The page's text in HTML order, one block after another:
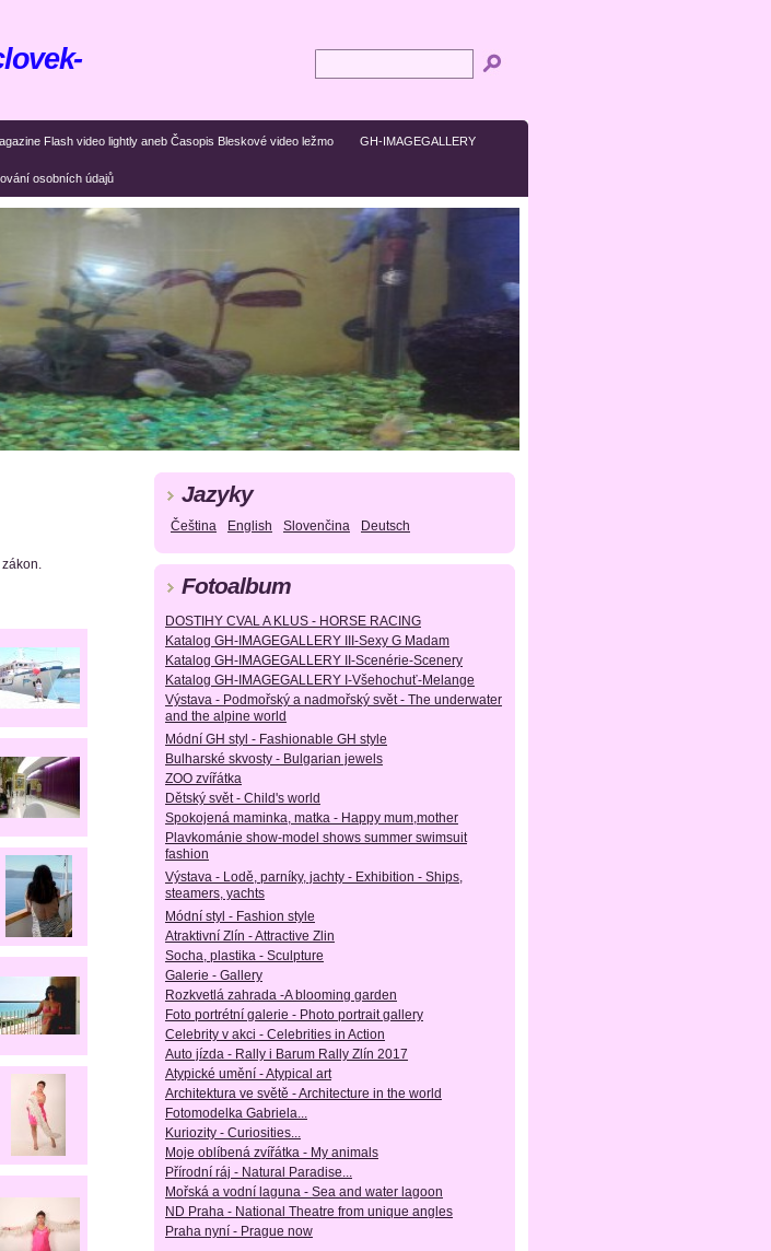
Flash video lightly aneb Časopis Bleskové video ležmo GH-IMAGEGALLERY
osobních údajů
zákon.
Jazyky
Čeština English Slovenčina Deutsch
Fotoalbum
DOSTIHY CVAL A KLUS - HORSE RACING
Katalog GH-IMAGEGALLERY III-Sexy G Madam
Katalog GH-IMAGEGALLERY II-Scenérie-Scenery
Katalog GH-IMAGEGALLERY I-Všehochuť-Melange
Výstava - Podmořský a nadmořský svět - The underwater
and the alpine world
Módní GH styl - Fashionable GH style
Bulharské skvosty - Bulgarian jewels
ZOO zvířátka
Dětský svět - Child's world
Spokojená maminka, matka - Happy mum,mother
Plavkománie show-model shows summer swimsuit
fashion
Výstava - Lodě, parníky, jachty - Exhibition - Ships,
steamers, yachts
Módní styl - Fashion style
Atraktivní Zlín - Attractive Zlin
Socha, plastika - Sculpture
Galerie - Gallery
Rozkvetlá zahrada -A blooming garden
Foto portrétní galerie - Photo portrait gallery
Celebrity v akci - Celebrities in Action
Auto jízda - Rally i Barum Rally Zlín 2017
Atypické umění - Atypical art
Architektura ve světě - Architecture in the world
Fotomodelka Gabriela...
Kuriozity - Curiosities...
Moje oblíbená zvířátka - My animals
Přírodní ráj - Natural Paradise...
Mořská a vodní laguna - Sea and water lagoon
ND Praha - National Theatre from unique angles
Praha nyní - Prague now